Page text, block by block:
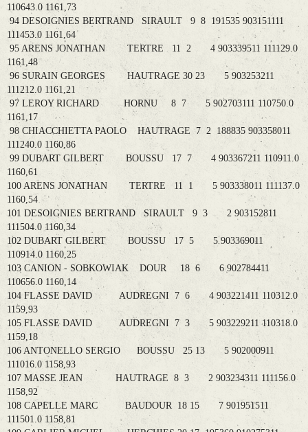
110643.0 1161,73
94 DESOIGNIES BERTRAND SIRAULT 9 8 191535 903151111
111453.0 1161,64
95 ARENS JONATHAN TERTRE 11 2 4 903339511 111129.0
1161,48
96 SURAIN GEORGES HAUTRAGE 30 23 5 903253211
111212.0 1161,21
97 LEROY RICHARD HORNU 8 7 5 902703111 110750.0
1161,17
98 CHIACCHIETTA PAOLO HAUTRAGE 7 2 188835 903358011
111240.0 1160,86
99 DUBART GILBERT BOUSSU 17 7 4 903367211 110911.0
1160,61
100 ARENS JONATHAN TERTRE 11 1 5 903338011 111137.0
1160,54
101 DESOIGNIES BERTRAND SIRAULT 9 3 2 903152811
111504.0 1160,34
102 DUBART GILBERT BOUSSU 17 5 5 903369011
110914.0 1160,25
103 CANION - SOBKOWIAK DOUR 18 6 6 902784411
110656.0 1160,14
104 FLASSE DAVID AUDREGNI 7 6 4 903221411 110312.0
1159,93
105 FLASSE DAVID AUDREGNI 7 3 5 903229211 110318.0
1159,18
106 ANTONELLO SERGIO BOUSSU 25 13 5 902000911
111016.0 1158,93
107 MASSE JEAN HAUTRAGE 8 3 2 903234311 111156.0
1158,92
108 CAPELLE MARC BAUDOUR 18 15 7 901951511
111501.0 1158,81